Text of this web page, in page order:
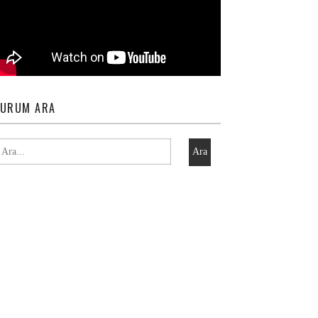
ARA
Ara